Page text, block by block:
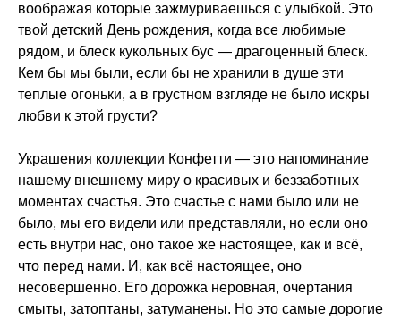
воображая которые зажмуриваешься с улыбкой. Это
твой детский День рождения, когда все любимые
рядом, и блеск кукольных бус — драгоценный блеск.
Кем бы мы были, если бы не хранили в душе эти
теплые огоньки, а в грустном взгляде не было искры
любви к этой грусти?
Украшения коллекции Конфетти — это напоминание
нашему внешнему миру о красивых и беззаботных
моментах счастья. Это счастье с нами было или не
было, мы его видели или представляли, но если оно
есть внутри нас, оно такое же настоящее, как и всё,
что перед нами. И, как всё настоящее, оно
несовершенно. Его дорожка неровная, очертания
смыты, затоптаны, затуманены. Но это самые дорогие